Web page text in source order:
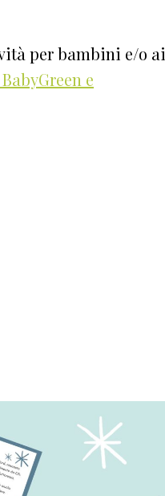
per bambini e/o ai
e